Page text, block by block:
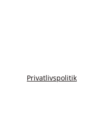
Privatlivspolitik